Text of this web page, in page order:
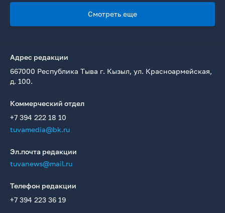
Смотреть еще
Адрес редакции
667000 Республика Тыва г. Кызыл, ул. Красноармейская,
д. 100.
Коммерческий отдел
+7 394 222 18 10
tuvamedia@bk.ru
Эл.почта редакции
tuvanews@mail.ru
Телефон редакции
+7 394 223 36 19